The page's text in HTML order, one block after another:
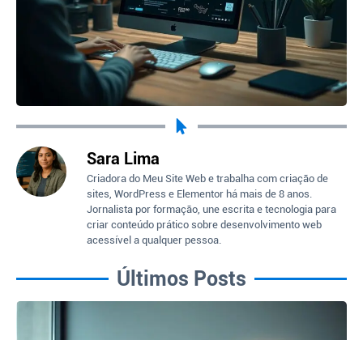
Sara Lima
Criadora do Meu Site Web e trabalha com criação de
sites, WordPress e Elementor há mais de 8 anos.
Jornalista por formação, une escrita e tecnologia para
criar conteúdo prático sobre desenvolvimento web
acessível a qualquer pessoa.
Últimos Posts